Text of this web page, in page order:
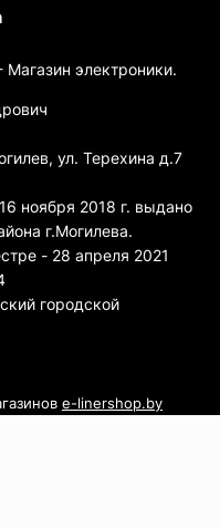
электроники.
ул. Терехина д.7
ноября 2018 г. выдано
г.Могилева.
- 28 апреля 2021
городской
e-linershop.by